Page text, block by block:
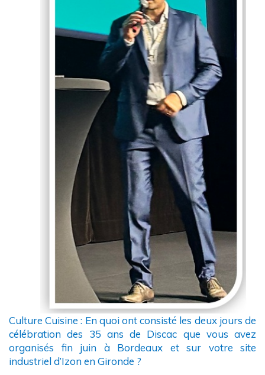
Culture Cuisine : En quoi ont consisté les deux jours de
célébration des 35 ans de Discac que vous avez
organisés fin juin à Bordeaux et sur votre site
industriel d’Izon en Gironde ?